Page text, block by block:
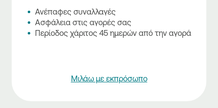
Ανέπαφες συναλλαγές
Ασφάλεια στις αγορές σας
Περίοδος χάριτος 45 ημερών από την αγορά
Mιλάω με εκπρόσωπο